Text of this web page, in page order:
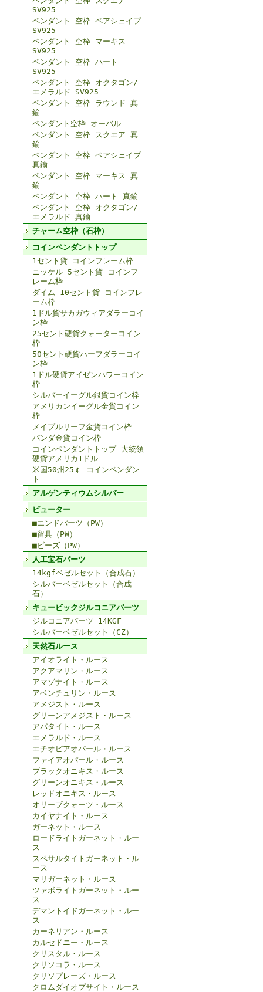
SV925
ペンダント 空枠 ペアシェイプ
SV925
ペンダント 空枠 マーキス
SV925
ペンダント 空枠 ハート
SV925
ペンダント 空枠 オクタゴン/
エメラルド SV925
ペンダント 空枠 ラウンド 真
鍮
ペンダント空枠 オーバル
ペンダント 空枠 スクエア 真
鍮
ペンダント 空枠 ペアシェイプ
真鍮
ペンダント 空枠 マーキス 真
鍮
ペンダント 空枠 ハート 真鍮
ペンダント 空枠 オクタゴン/
エメラルド 真鍮
チャーム空枠（石枠）
コインペンダントトップ
1セント貨 コインフレーム枠
ニッケル 5セント貨 コインフ
レーム枠
ダイム 10セント貨 コインフレ
ーム枠
1ドル貨サカガウィアダラーコイ
ン枠
25セント硬貨クォーターコイン
枠
50セント硬貨ハーフダラーコイ
ン枠
1ドル硬貨アイゼンハワーコイン
枠
シルバーイーグル銀貨コイン枠
アメリカンイーグル金貨コイン
枠
メイプルリーフ金貨コイン枠
パンダ金貨コイン枠
コインペンダントトップ 大統領
硬貨アメリカ1ドル
米国50州25￠ コインペンダン
ト
アルゲンティウムシルバー
ピューター
■エンドパーツ（PW）
■留具（PW）
■ビーズ（PW）
人工宝石パーツ
14kgfベゼルセット（合成石）
シルバーベゼルセット（合成
石）
キュービックジルコニアパーツ
ジルコニアパーツ 14KGF
シルバーベゼルセット（CZ）
天然石ルース
アイオライト・ルース
アクアマリン・ルース
アマゾナイト・ルース
アベンチュリン・ルース
アメジスト・ルース
グリーンアメジスト・ルース
アパタイト・ルース
エメラルド・ルース
エチオピアオパール・ルース
ファイアオパール・ルース
ブラックオニキス・ルース
グリーンオニキス・ルース
レッドオニキス・ルース
オリーブクォーツ・ルース
カイヤナイト・ルース
ガーネット・ルース
ロードライトガーネット・ルー
ス
スペサルタイトガーネット・ル
ース
マリガーネット・ルース
ツァボライトガーネット・ルー
ス
デマントイドガーネット・ルー
ス
カーネリアン・ルース
カルセドニー・ルース
クリスタル・ルース
クリソコラ・ルース
クリソプレーズ・ルース
クロムダイオプサイト・ルース